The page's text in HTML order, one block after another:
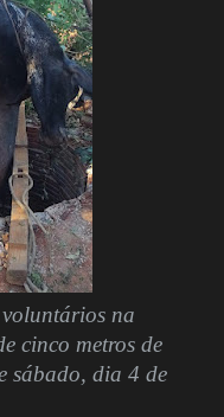
na
cinco metros de
sábado, dia 4 de